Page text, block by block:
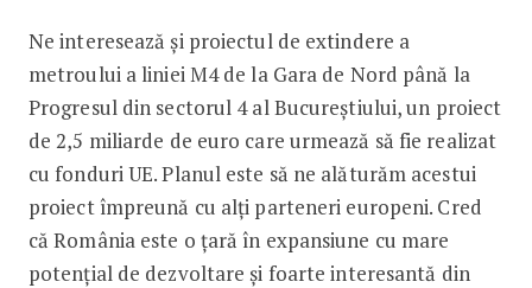
Ne interesează și proiectul de extindere a
metroului a liniei M4 de la Gara de Nord până la
Progresul din sectorul 4 al Bucureștiului, un proiect
de 2,5 miliarde de euro care urmează să fie realizat
cu fonduri UE. Planul este să ne alăturăm acestui
proiect împreună cu alți parteneri europeni. Cred
că România este o țară în expansiune cu mare
potențial de dezvoltare și foarte interesantă din